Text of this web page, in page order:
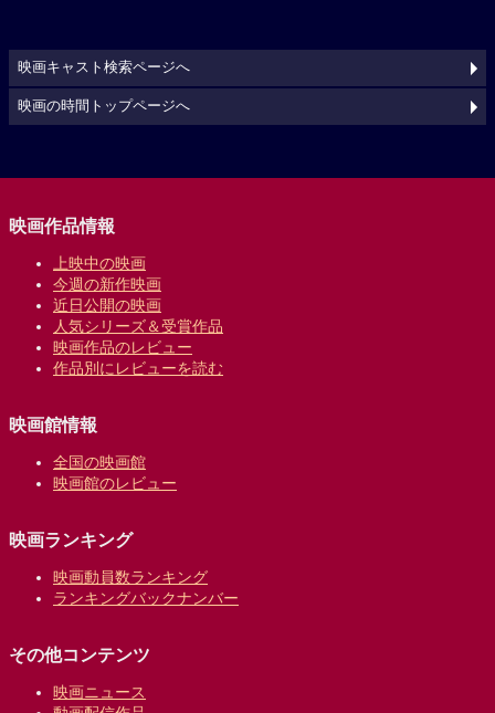
映画キャスト検索ページへ
映画の時間トップページへ
映画作品情報
上映中の映画
今週の新作映画
近日公開の映画
人気シリーズ＆受賞作品
映画作品のレビュー
作品別にレビューを読む
映画館情報
全国の映画館
映画館のレビュー
映画ランキング
映画動員数ランキング
ランキングバックナンバー
その他コンテンツ
映画ニュース